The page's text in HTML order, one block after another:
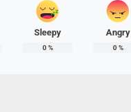
Sleepy
0%
Angry
0%